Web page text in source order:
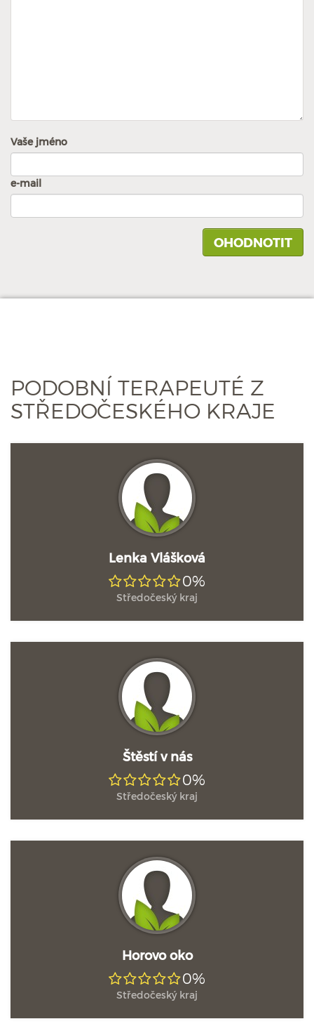
Vaše jméno
e-mail
PODOBNÍ TERAPEUTÉ Z
STŘEDOČESKÉHO KRAJE
Lenka Vlášková
0%
Středočeský kraj
Štěstí v nás
0%
Středočeský kraj
Horovo oko
0%
Středočeský kraj